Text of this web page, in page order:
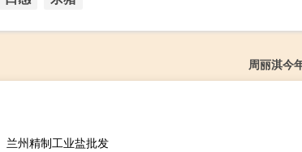
周丽淇今
兰州精制工业盐批发